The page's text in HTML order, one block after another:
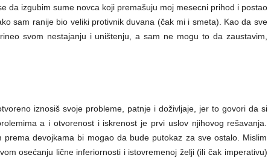
da izgubim sume novca koji premašuju moj mesecni prihod i postao
sam ranije bio veliki protivnik duvana (čak mi i smeta). Kao da sve
svom nestajanju i uništenju, a sam ne mogu to da zaustavim,
iznosiš svoje probleme, patnje i doživljaje, jer to govori da si
a i otvorenost i iskrenost je prvi uslov njihovog rešavanja.
prema devojkama bi mogao da bude putokaz za sve ostalo. Mislim
osećanju lične inferiornosti i istovremenoj želji (ili čak imperativu)